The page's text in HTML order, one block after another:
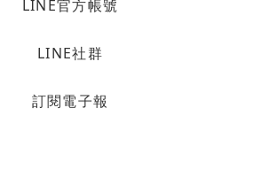
LINE官方帳號
LINE社群
訂閱電子報